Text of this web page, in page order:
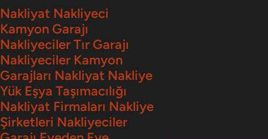
İçeriğe
geç
Nakliyat Nakliyeci
Kamyon Garajı
Nakliyeciler Tır Garajı
Nakliyeciler Kamyon
Garajları Nakliyat Nakliye
Yük Eşya Taşımacılığı
Nakliyat Firmaları Nakliye
Şirketleri Nakliyeciler